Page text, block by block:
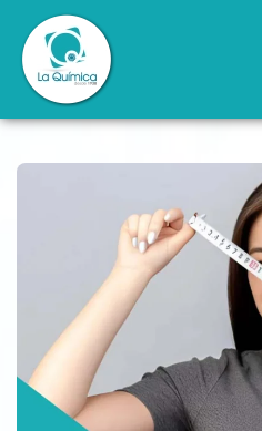
Skip to main content